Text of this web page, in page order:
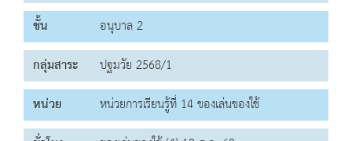
ชั้น
อนุบาล 2
กลุ่มสาระ
ปฐมวัย 2568/1
หน่วย
หน่วยการเรียนรู้ที่ 14 ของเล่นของใช้